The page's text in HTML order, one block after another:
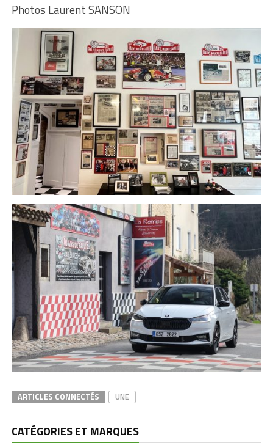
Photos Laurent SANSON
ARTICLES CONNECTÉS UNE
CATÉGORIES ET MARQUES